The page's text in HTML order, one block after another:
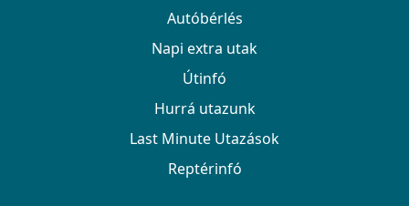
Autóbérlés
Napi extra utak
Útinfó
Hurrá utazunk
Last Minute Utazások
Reptérinfó